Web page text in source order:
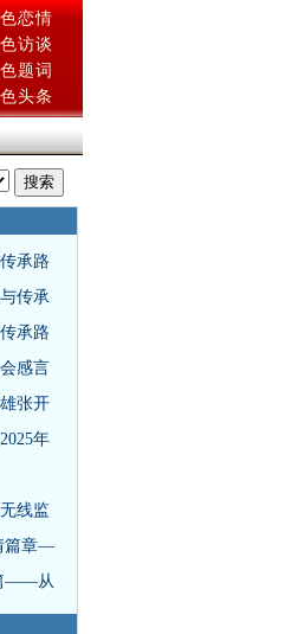
恋情
访谈
题词
头条
承路
传承
承路
感言
张开
年
线监
篇章—
——从